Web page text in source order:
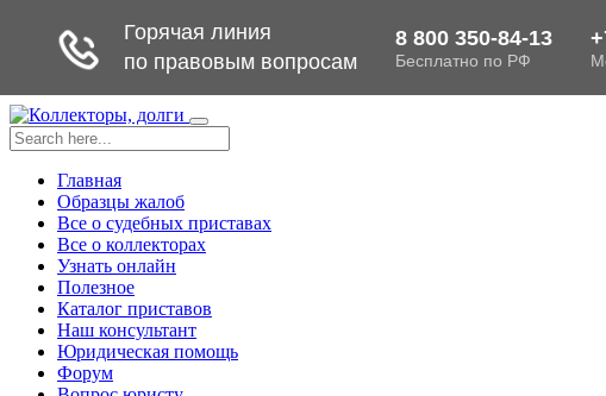
Toggle
navigation
Главная
Образцы жалоб
Все о судебных приставах
Все о коллекторах
Узнать онлайн
Полезное
Каталог приставов
Наш консультант
Юридическая помощь
Форум